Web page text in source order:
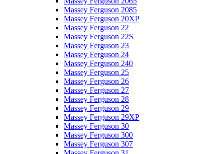
Massey Ferguson 2085
Massey Ferguson 20XP
Massey Ferguson 22
Massey Ferguson 22S
Massey Ferguson 23
Massey Ferguson 24
Massey Ferguson 240
Massey Ferguson 25
Massey Ferguson 26
Massey Ferguson 27
Massey Ferguson 28
Massey Ferguson 29
Massey Ferguson 29XP
Massey Ferguson 30
Massey Ferguson 300
Massey Ferguson 307